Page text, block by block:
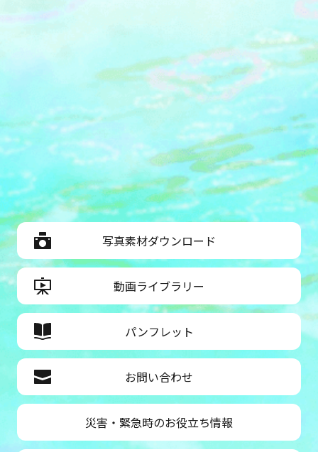
写真素材ダウンロード
動画ライブラリー
パンフレット
お問い合わせ
災害・緊急時のお役立ち情報